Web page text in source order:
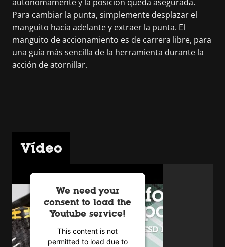
Para cambiar la punta, simplemente desplazar el
manguito hacia adelante y extraer la punta. El
manguito de accionamiento es de carrera libre, para
una guía más sencilla de la herramienta durante la
acción de atornillar.
Vídeo
We need your
consent to load the
Youtube service!
This content is not
permitted to load due to